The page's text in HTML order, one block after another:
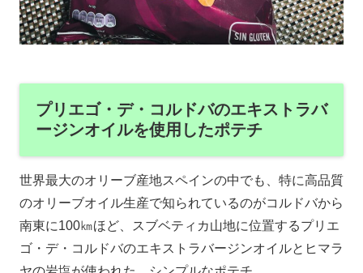
プリエゴ・デ・コルドバのエキストラバ
ージンオイルを使用したポテチ
世界最大のオリーブ産地スペインの中でも、特に高品質
のオリーブオイル生産で知られているのがコルドバから
南東に100㎞ほど、スブベティカ山地に位置するプリエ
ゴ・デ・コルドバのエキストラバージンオイルとヒマラ